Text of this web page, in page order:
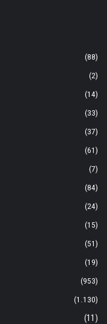
(88)
(2)
(14)
(33)
(37)
(61)
(7)
(84)
(24)
(15)
(51)
(19)
(953)
(1.130)
(11)